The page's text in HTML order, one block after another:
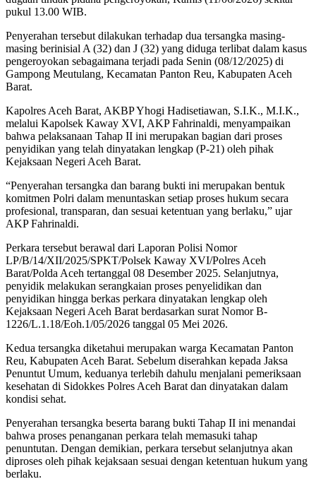
pukul 13.00 WIB.
Penyerahan tersebut dilakukan terhadap dua tersangka masing-
masing berinisial A (32) dan J (32) yang diduga terlibat dalam kasus
pengeroyokan sebagaimana terjadi pada Senin (08/12/2025) di
Gampong Meutulang, Kecamatan Panton Reu, Kabupaten Aceh
Barat.
Kapolres Aceh Barat, AKBP Yhogi Hadisetiawan, S.I.K., M.I.K.,
melalui Kapolsek Kaway XVI, AKP Fahrinaldi, menyampaikan
bahwa pelaksanaan Tahap II ini merupakan bagian dari proses
penyidikan yang telah dinyatakan lengkap (P-21) oleh pihak
Kejaksaan Negeri Aceh Barat.
“Penyerahan tersangka dan barang bukti ini merupakan bentuk
komitmen Polri dalam menuntaskan setiap proses hukum secara
profesional, transparan, dan sesuai ketentuan yang berlaku,” ujar
AKP Fahrinaldi.
Perkara tersebut berawal dari Laporan Polisi Nomor
LP/B/14/XII/2025/SPKT/Polsek Kaway XVI/Polres Aceh
Barat/Polda Aceh tertanggal 08 Desember 2025. Selanjutnya,
penyidik melakukan serangkaian proses penyelidikan dan
penyidikan hingga berkas perkara dinyatakan lengkap oleh
Kejaksaan Negeri Aceh Barat berdasarkan surat Nomor B-
1226/L.1.18/Eoh.1/05/2026 tanggal 05 Mei 2026.
Kedua tersangka diketahui merupakan warga Kecamatan Panton
Reu, Kabupaten Aceh Barat. Sebelum diserahkan kepada Jaksa
Penuntut Umum, keduanya terlebih dahulu menjalani pemeriksaan
kesehatan di Sidokkes Polres Aceh Barat dan dinyatakan dalam
kondisi sehat.
Penyerahan tersangka beserta barang bukti Tahap II ini menandai
bahwa proses penanganan perkara telah memasuki tahap
penuntutan. Dengan demikian, perkara tersebut selanjutnya akan
diproses oleh pihak kejaksaan sesuai dengan ketentuan hukum yang
berlaku.